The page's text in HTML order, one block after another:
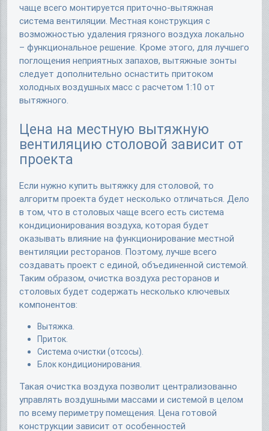
чаще всего монтируется приточно-вытяжная
система вентиляции. Местная конструкция с
возможностью удаления грязного воздуха локально
– функциональное решение. Кроме этого, для лучшего
поглощения неприятных запахов, вытяжные зонты
следует дополнительно оснастить притоком
холодных воздушных масс с расчетом 1:10 от
вытяжного.
Цена на местную вытяжную
вентиляцию столовой зависит от
проекта
Если нужно купить вытяжку для столовой, то
алгоритм проекта будет несколько отличаться. Дело
в том, что в столовых чаще всего есть система
кондиционирования воздуха, которая будет
оказывать влияние на функционирование местной
вентиляции ресторанов. Поэтому, лучше всего
создавать проект с единой, объединенной системой.
Таким образом, очистка воздуха ресторанов и
столовых будет содержать несколько ключевых
компонентов:
Вытяжка.
Приток.
Система очистки (отсосы).
Блок кондиционирования.
Такая очистка воздуха позволит централизованно
управлять воздушными массами и системой в целом
по всему периметру помещения. Цена готовой
конструкции зависит от особенностей